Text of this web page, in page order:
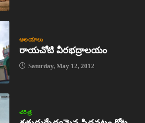
ఆలయాలు
రాయచోటి వీరభద్రాలయం
Saturday, May 12, 2012
చరిత్ర